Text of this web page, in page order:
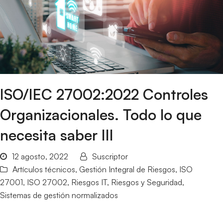
ISO/IEC 27002:2022 Controles
Organizacionales. Todo lo que
necesita saber III
12 agosto, 2022
Suscriptor
Artículos técnicos, Gestión Integral de Riesgos, ISO
27001, ISO 27002, Riesgos IT, Riesgos y Seguridad,
Sistemas de gestión normalizados